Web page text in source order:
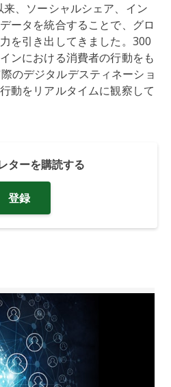
、ソーシャルシェア、イン
ータを統合することで、グロ
を引き出してきました。300
ンにおける消費者の行動をも
のデジタルデスティネーショ
動をリアルタイムに観察して
ターを購読する
登録